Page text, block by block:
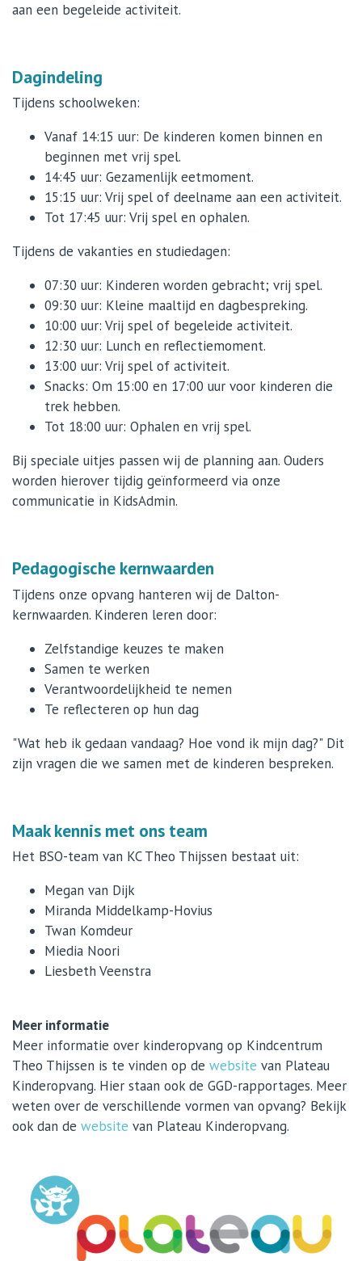
aan een begeleide activiteit.
Dagindeling
Tijdens schoolweken:
Vanaf 14:15 uur: De kinderen komen binnen en
beginnen met vrij spel.
14:45 uur: Gezamenlijk eetmoment.
15:15 uur: Vrij spel of deelname aan een activiteit.
Tot 17:45 uur: Vrij spel en ophalen.
Tijdens de vakanties en studiedagen:
07:30 uur: Kinderen worden gebracht; vrij spel.
09:30 uur: Kleine maaltijd en dagbespreking.
10:00 uur: Vrij spel of begeleide activiteit.
12:30 uur: Lunch en reflectiemoment.
13:00 uur: Vrij spel of activiteit.
Snacks: Om 15:00 en 17:00 uur voor kinderen die
trek hebben.
Tot 18:00 uur: Ophalen en vrij spel.
Bij speciale uitjes passen wij de planning aan. Ouders
worden hierover tijdig geïnformeerd via onze
communicatie in KidsAdmin.
Pedagogische kernwaarden
Tijdens onze opvang hanteren wij de Dalton-
kernwaarden. Kinderen leren door:
Zelfstandige keuzes te maken
Samen te werken
Verantwoordelijkheid te nemen
Te reflecteren op hun dag
"Wat heb ik gedaan vandaag? Hoe vond ik mijn dag?" Dit
zijn vragen die we samen met de kinderen bespreken.
Maak kennis met ons team
Het BSO-team van KC Theo Thijssen bestaat uit:
Megan van Dijk
Miranda Middelkamp-Hovius
Twan Komdeur
Miedia Noori
Liesbeth Veenstra
Meer informatie
Meer informatie over kinderopvang op Kindcentrum
Theo Thijssen is te vinden op de website van Plateau
Kinderopvang. Hier staan ook de GGD-rapportages. Meer
weten over de verschillende vormen van opvang? Bekijk
ook dan de website van Plateau Kinderopvang.